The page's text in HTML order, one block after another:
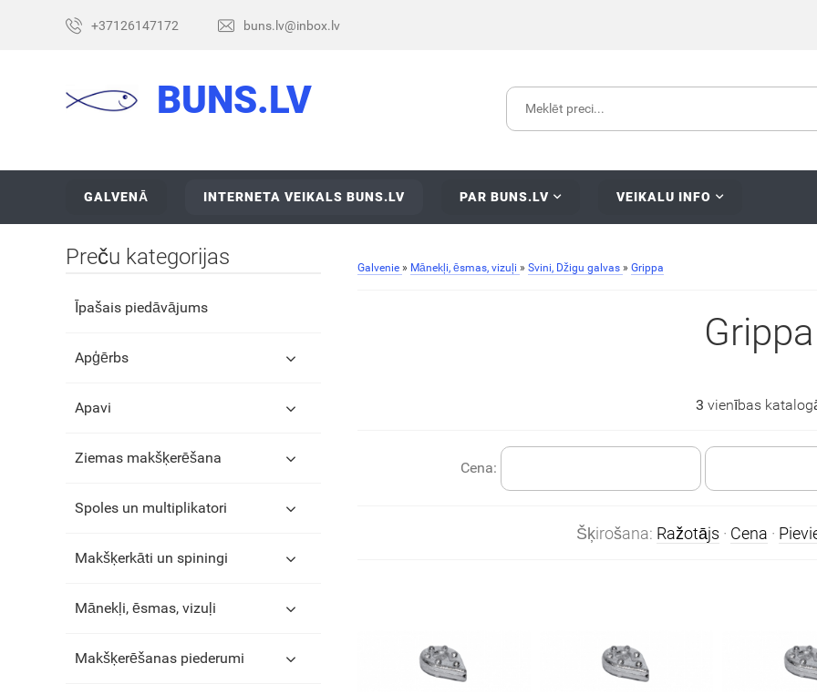
+37126147172 buns.lv@inbox.lv
BUNS.LV
GALVENĀ INTERNETA VEIKALS BUNS.LV PAR BUNS.LV VEIKALU INFO
Galvenie » Mānekļi, ēsmas, vizuļi » Svini, Džigu galvas » Grippa
Grippa
3 vienības
Cena:
Šķirošana: Ražotājs · Cena ·
Preču kategorijas
Īpašais piedāvājums
Apģērbs
Apavi
Ziemas makšķerēšana
Spoles un multiplikatori
Makšķerkāti un spiningi
Mānekļi, ēsmas, vizuļi
Makšķerēšanas piederumi